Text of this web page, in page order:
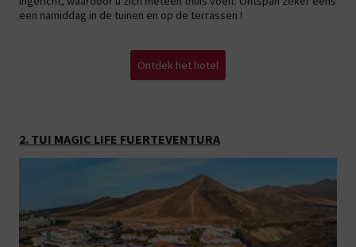
een namiddag in de tuinen en op de terrassen !
Ontdek het hotel
2. TUI MAGIC LIFE FUERTEVENTURA